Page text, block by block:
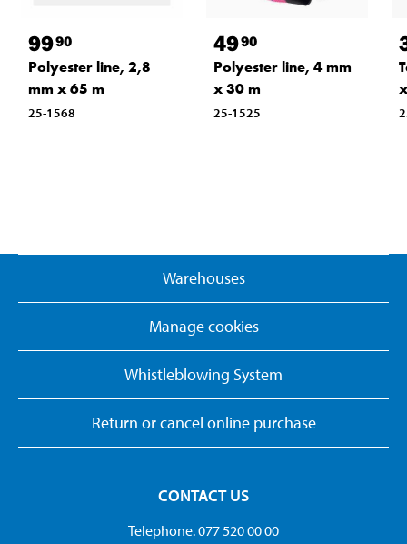
9990
Polyester line, 2,8
mm x 65 m
25-1568
4990
Polyester line, 4 mm
x 30 m
25-1525
Warehouses
Manage cookies
Whistleblowing System
Return or cancel online purchase
CONTACT US
Telephone. 077 520 00 00